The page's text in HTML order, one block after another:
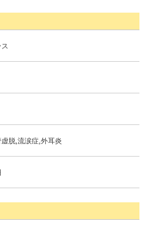
脱,流涙症,外耳炎